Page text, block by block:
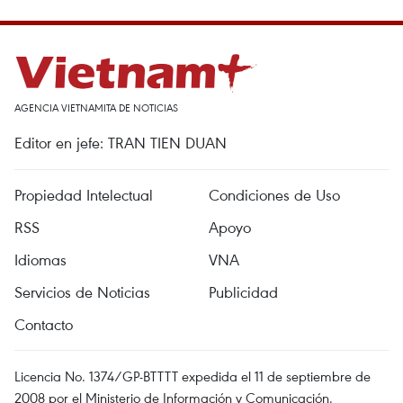
AGENCIA VIETNAMITA DE NOTICIAS
Editor en jefe: TRAN TIEN DUAN
Propiedad Intelectual
Condiciones de Uso
RSS
Apoyo
Idiomas
VNA
Servicios de Noticias
Publicidad
Contacto
Licencia No. 1374/GP-BTTTT expedida el 11 de septiembre de
2008 por el Ministerio de Información y Comunicación.